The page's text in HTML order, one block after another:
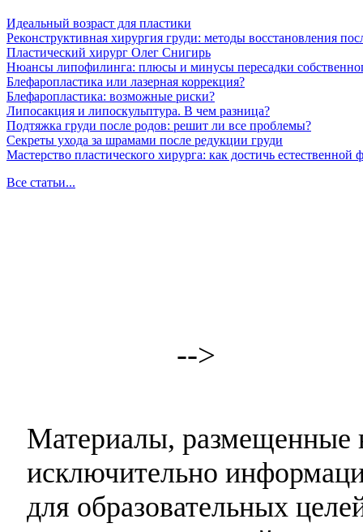
Идеальный возраст для пластики
Реконструктивная хирургия груди: методы восстановления
Пластический хирург Олег Снигирь
Нюансы липофилинга: плюсы и минусы пересадки
Блефаропластика или лазерная коррекция?
Блефаропластика: возможные риски?
Липосакция и липоскульптура. В чем разница?
Подтяжка груди после родов: решит ли все проблемы?
Секреты ухода за шрамами после редукции груди
Мастерство пластического хирурга: как достичь
Все статьи...
-->
Материалы, размещенные
исключительно
для образовательных